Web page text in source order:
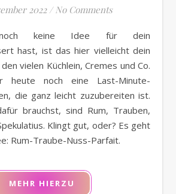
2022 / No Comments
hast, ist das hier vielleicht dein
vielen Küchlein, Cremes und Co.
heute noch eine Last-Minute-
die ganz leicht zuzubereiten ist.
brauchst, sind Rum, Trauben,
Klingt gut, oder? Es geht
Rum-Traube-Nuss-Parfait.
MEHR HIERZU